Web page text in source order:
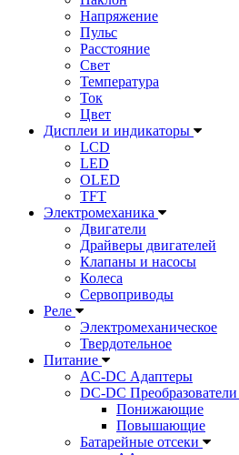
Напряжение
Пульс
Расстояние
Свет
Температура
Ток
Цвет
Дисплеи и индикаторы
LCD
LED
OLED
TFT
Электромеханика
Двигатели
Драйверы двигателей
Клапаны и насосы
Колеса
Сервоприводы
Реле
Электромеханическое
Твердотельное
Питание
AC-DC Адаптеры
DC-DC Преобразователи
Понижающие
Повышающие
Батарейные отсеки